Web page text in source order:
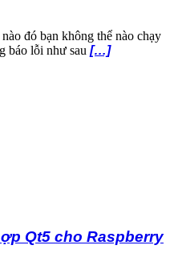
đó bạn không thể nào chạy
báo lỗi như sau […]
Qt5 cho Raspberry